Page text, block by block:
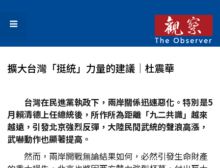
擴大台灣「挺統」力量的建議│杜震華
台灣在民進黨執政下，兩岸關係迅速惡化。特別是5
月賴清德上任總統後，所作所為距離「九二共識」越來
越遠，引發北京強烈反彈，大陸民間武統的聲浪高漲，
武嚇動作也顯著提高。
然而，兩岸開戰無論結果如何，必然引發生命財產